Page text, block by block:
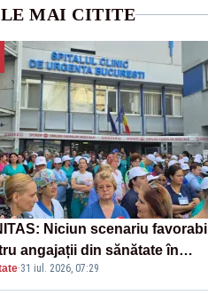
MAI CITITE
Niciun scenariu favorabil
angajații din sănătate în
Legii salarizării
·31 iul. 2026, 07:29